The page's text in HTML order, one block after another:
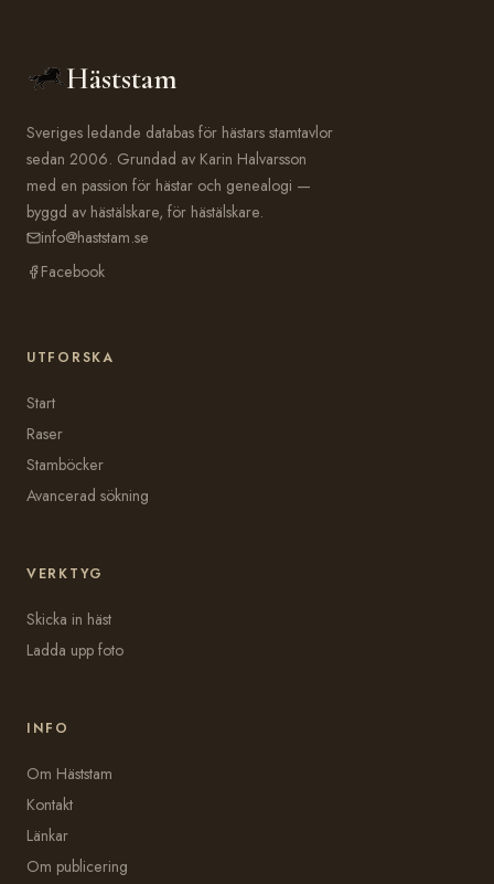
Häststam
Sveriges ledande databas för hästars stamtavlor
sedan 2006. Grundad av Karin Halvarsson
med en passion för hästar och genealogi —
byggd av hästälskare, för hästälskare.
info@haststam.se
Facebook
UTFORSKA
Start
Raser
Stamböcker
Avancerad sökning
VERKTYG
Skicka in häst
Ladda upp foto
INFO
Om Häststam
Kontakt
Länkar
Om publicering